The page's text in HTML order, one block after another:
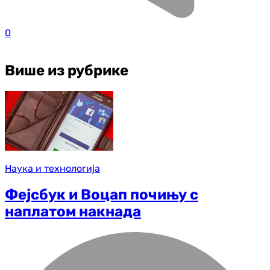
0
Више из рубрике
Наука и технологија
Фејсбук и Воцап почињу с
наплатом накнада